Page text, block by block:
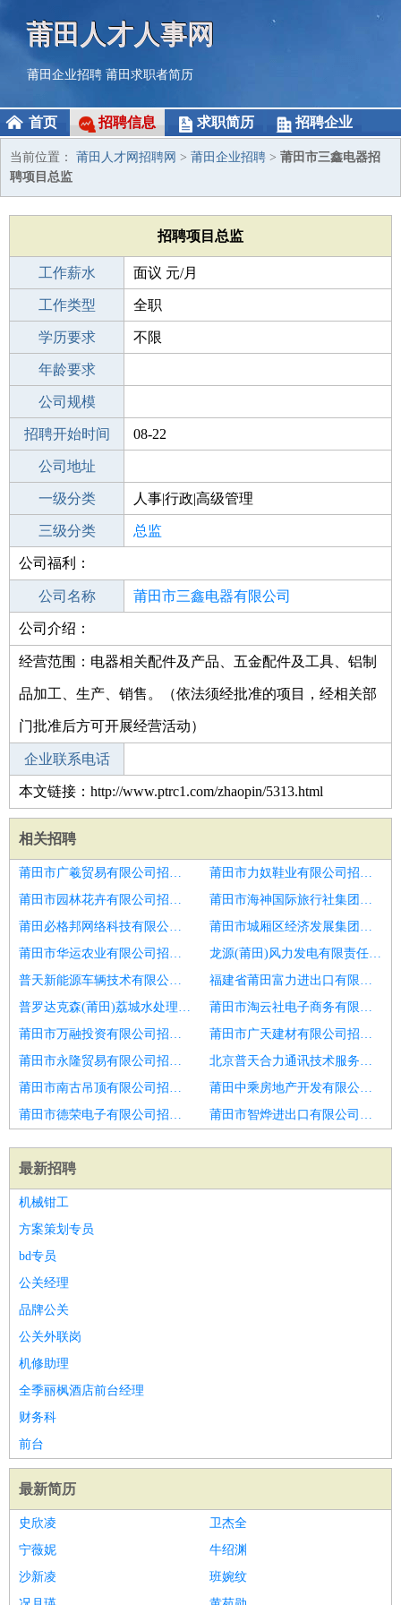
莆田人才人事网
莆田企业招聘 莆田求职者简历
首页 招聘信息 求职简历 招聘企业
当前位置： 莆田人才网招聘网 > 莆田企业招聘 > 莆田市三鑫电器招
聘项目总监
招聘项目总监
工作薪水 面议 元/月
招聘人数
工作类型 全职
性别要求 -
学历要求 不限
工作经验
年龄要求
工作地点
公司规模
公司电话
招聘开始时间 08-22
招聘结束时间
公司地址
一级分类 人事|行政|高级管理
二级分类 高级管理
三级分类 总监
其他行业
公司福利：
公司名称 莆田市三鑫电器有限公司
公司类型
公司介绍：
经营范围：电器相关配件及产品、五金配件及工具、铝制
品加工、生产、销售。（依法须经批准的项目，经相关部
门批准后方可开展经营活动）
企业联系电话
本文链接：http://www.ptrc1.com/zhaopin/5313.html
相关招聘
莆田市广羲贸易有限公司招聘大区经理
莆田市力奴鞋业有限公司招聘精装经理总监
莆田市园林花卉有限公司招聘CSD
莆田市海神国际旅行社集团有限公司招聘客服总监
莆田必格邦网络科技有限公司招聘应届生
莆田市城厢区经济发展集团有限公司招聘设备总监
莆田市华运农业有限公司招聘市场策划与管理专员
龙源(莆田)风力发电有限责任公司招聘网络营销高级经理
普天新能源车辆技术有限公司招聘招商总监
福建省莆田富力进出口有限公司招聘组织发展总监
普罗达克森(莆田)荔城水处理有限公司招聘技术总监cto
莆田市淘云社电子商务有限公司招聘教学校长总监
莆田市万融投资有限公司招聘装修设计总监
莆田市广天建材有限公司招聘项目总监
莆田市永隆贸易有限公司招聘市场拓展总监
北京普天合力通讯技术服务有限公司招聘财务总监
莆田市南古吊顶有限公司招聘区域人事行政总监
莆田中乘房地产开发有限公司招聘专业成本总监
莆田市德荣电子有限公司招聘财务总监
莆田市智烨进出口有限公司招聘智能化项目总监
最新招聘
机械钳工
方案策划专员
bd专员
公关经理
品牌公关
公关外联岗
机修助理
全季丽枫酒店前台经理
财务科
前台
最新简历
史欣凌
卫杰全
宁薇妮
牛绍渊
沙新凌
班婉纹